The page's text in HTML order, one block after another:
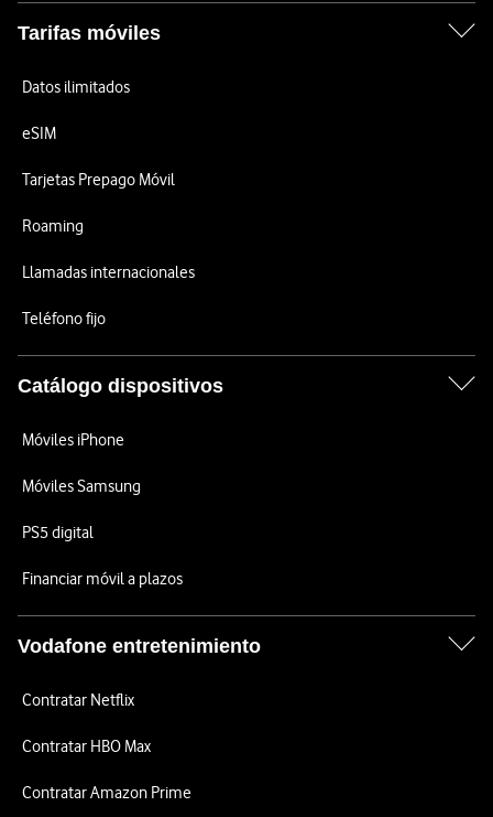
Tarifas móviles
Datos ilimitados
eSIM
Tarjetas Prepago Móvil
Roaming
Llamadas internacionales
Teléfono fijo
Catálogo dispositivos
Móviles iPhone
Móviles Samsung
PS5 digital
Financiar móvil a plazos
Vodafone entretenimiento
Contratar Netflix
Contratar HBO Max
Contratar Amazon Prime